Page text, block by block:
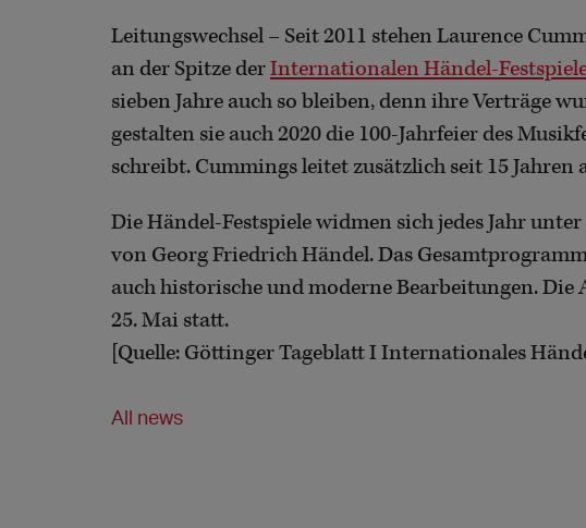
Leitungswechsel – Seit 2011 stehen Laurence
an der Spitze derInternationalen Händel-
sieben Jahre auch so bleiben, denn ihre Verträge
gestalten sie auch 2020 die 100-Jahrfeier des
schreibt. Cummings leitet zusätzlich seit 15
Die Händel-Festspiele widmen sich jedes Jahr
von Georg Friedrich Händel. Das
auch historische und moderne Bearbeitungen. Die
25. Mai statt.
[Quelle: Göttinger Tageblatt I Internationales
All news